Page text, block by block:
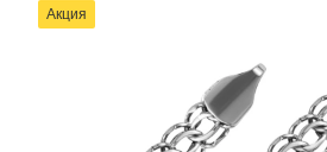
Акция